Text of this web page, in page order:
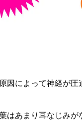
因によって神経が圧
はあまり耳なじみ